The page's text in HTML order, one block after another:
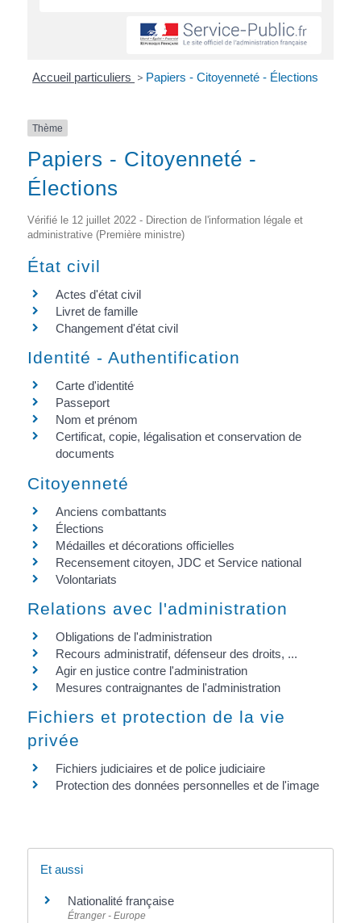
Accueil particuliers > Papiers - Citoyenneté - Élections
Thème
Papiers - Citoyenneté -
Élections
Vérifié le 12 juillet 2022 - Direction de l'information légale et
administrative (Première ministre)
État civil
Actes d'état civil
Livret de famille
Changement d'état civil
Identité - Authentification
Carte d'identité
Passeport
Nom et prénom
Certificat, copie, légalisation et conservation de
documents
Citoyenneté
Anciens combattants
Élections
Médailles et décorations officielles
Recensement citoyen, JDC et Service national
Volontariats
Relations avec l'administration
Obligations de l'administration
Recours administratif, défenseur des droits, ...
Agir en justice contre l'administration
Mesures contraignantes de l'administration
Fichiers et protection de la vie
privée
Fichiers judiciaires et de police judiciaire
Protection des données personnelles et de l'image
Et aussi
Nationalité française
Étranger - Europe